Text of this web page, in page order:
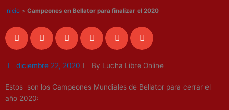
Inicio > Campeones en Bellator para finalizar el 2020
diciembre 22, 2020 By Lucha Libre Online
Estos son los Campeones Mundiales de Bellator para cerrar el
año 2020: